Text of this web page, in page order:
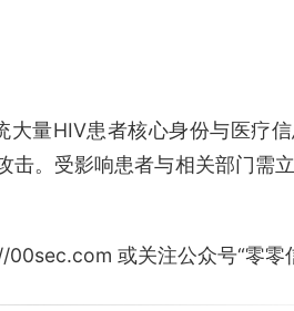
大量HIV患者核心身份与医疗
击。受影响患者与相关部门需
或关注公众号“零零